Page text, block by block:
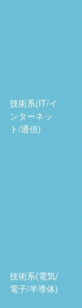
技術系(IT/イ
ンターネッ
ト/通信)
技術系(電気/
電子/半導体)